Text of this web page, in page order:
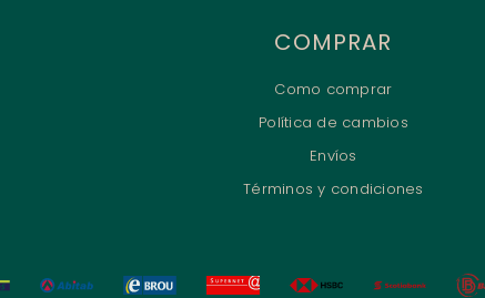
COMPRAR
Como comprar
Política de cambios
Envíos
Términos y condiciones